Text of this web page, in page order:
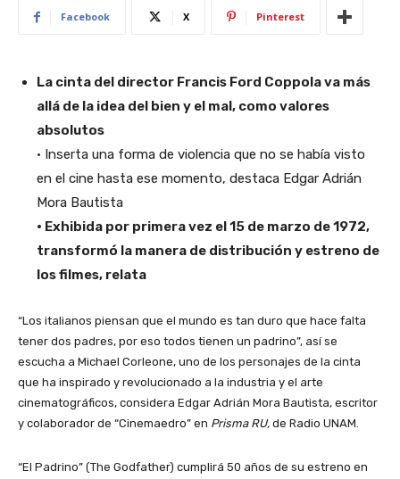
Facebook X Pinterest
La cinta del director Francis Ford Coppola va más
allá de la idea del bien y el mal, como valores
absolutos
• Inserta una forma de violencia que no se había visto
en el cine hasta ese momento, destaca Edgar Adrián
Mora Bautista
• Exhibida por primera vez el 15 de marzo de 1972,
transformó la manera de distribución y estreno de
los filmes, relata
“Los italianos piensan que el mundo es tan duro que hace falta
tener dos padres, por eso todos tienen un padrino”, así se
escucha a Michael Corleone, uno de los personajes de la cinta
que ha inspirado y revolucionado a la industria y el arte
cinematográficos, considera Edgar Adrián Mora Bautista, escritor
y colaborador de “Cinemaedro” en Prisma RU, de Radio UNAM.
“El Padrino” (The Godfather) cumplirá 50 años de su estreno en